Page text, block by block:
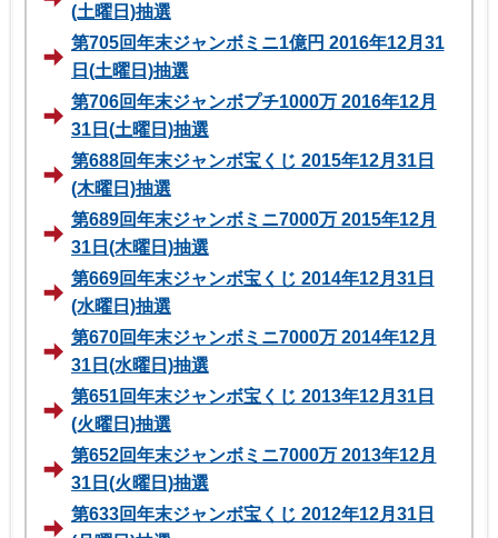
(土曜日)抽選
第705回年末ジャンボミニ1億円 2016年12月31
日(土曜日)抽選
第706回年末ジャンボプチ1000万 2016年12月
31日(土曜日)抽選
第688回年末ジャンボ宝くじ 2015年12月31日
(木曜日)抽選
第689回年末ジャンボミニ7000万 2015年12月
31日(木曜日)抽選
第669回年末ジャンボ宝くじ 2014年12月31日
(水曜日)抽選
第670回年末ジャンボミニ7000万 2014年12月
31日(水曜日)抽選
第651回年末ジャンボ宝くじ 2013年12月31日
(火曜日)抽選
第652回年末ジャンボミニ7000万 2013年12月
31日(火曜日)抽選
第633回年末ジャンボ宝くじ 2012年12月31日